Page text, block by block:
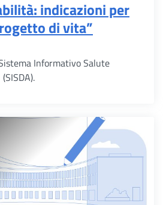
indicazioni per
di vita”
Informativo Salute